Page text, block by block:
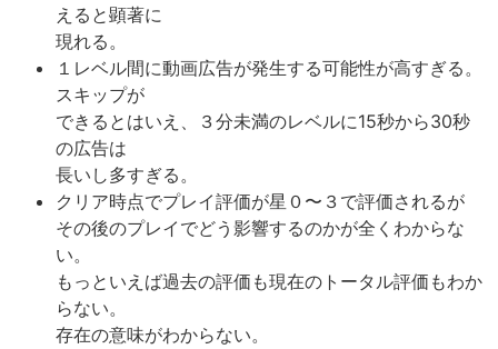
えると顕著に
現れる。
１レベル間に動画広告が発生する可能性が高すぎる。
スキップが
できるとはいえ、３分未満のレベルに15秒から30秒
の広告は
長いし多すぎる。
クリア時点でプレイ評価が星０〜３で評価されるが
その後のプレイでどう影響するのかが全くわからな
い。
もっといえば過去の評価も現在のトータル評価もわか
らない。
存在の意味がわからない。